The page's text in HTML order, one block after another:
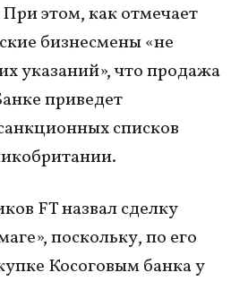
этом, как отмечает
бизнесмены «не
указаний», что продажа
приведет
списков
FT назвал сделку
поскольку, по его
Косоговым банка у